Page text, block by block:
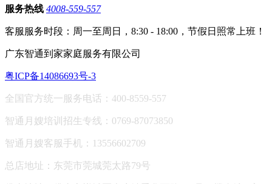
服务热线 4008-559-557
客服服务时段：周一至周日，8:30 - 18:00，节假日照常上班！
广东智通到家家庭服务有限公司
粤ICP备14086693号-3
全国官方统一服务电话：400-8559-557
智通月嫂培训招生专线：0769-87073850
智通月嫂客服手机：13556602709
总店地址：东莞市莞城莞太路79号